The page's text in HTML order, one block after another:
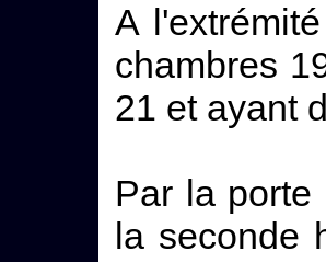
A
chambres
21 et ayant
Par la
la seconde